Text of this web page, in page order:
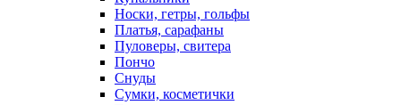
Носки, гетры, гольфы
Платья, сарафаны
Пуловеры, свитера
Пончо
Снуды
Сумки, косметички